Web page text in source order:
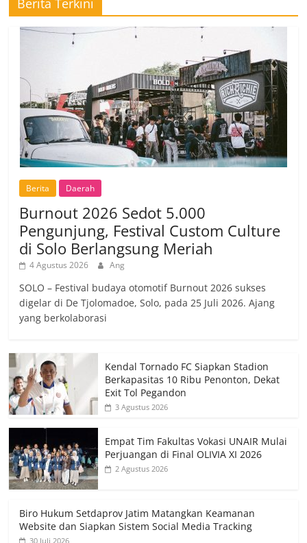
Berita Terkini
Berita Daerah
Burnout 2026 Sedot 5.000
Pengunjung, Festival Custom Culture
di Solo Berlangsung Meriah
4 Agustus 2026 Ang
SOLO – Festival budaya otomotif Burnout 2026 sukses
digelar di De Tjolomadoe, Solo, pada 25 Juli 2026. Ajang
yang berkolaborasi
Kendal Tornado FC Siapkan Stadion
Berkapasitas 10 Ribu Penonton, Dekat
Exit Tol Pegandon
3 Agustus 2026
Empat Tim Fakultas Vokasi UNAIR Mulai
Perjuangan di Final OLIVIA XI 2026
2 Agustus 2026
Biro Hukum Setdaprov Jatim Matangkan Keamanan
Website dan Siapkan Sistem Social Media Tracking
30 Juli 2026